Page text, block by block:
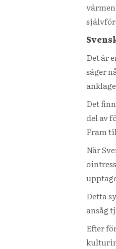
Det är
säger
Det
del av
Fram
När
Detta
ansåg
Efter